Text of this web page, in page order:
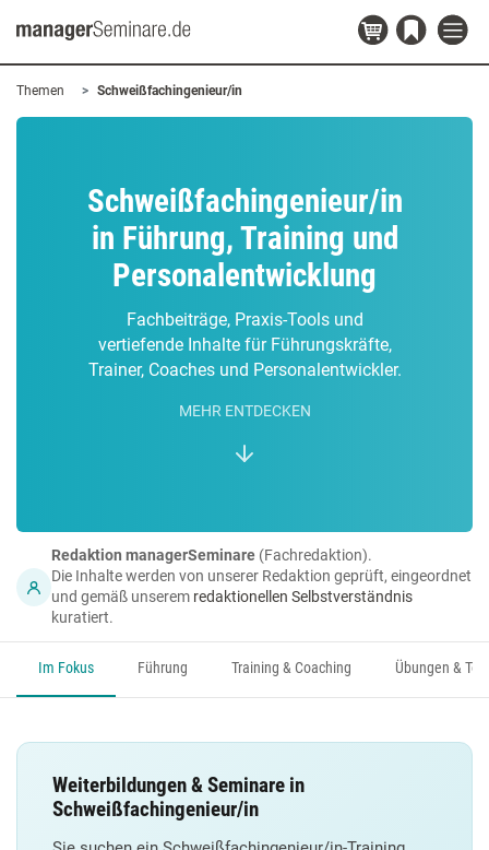
Themen Schweißfachingenieur/in
Schweißfachingenieur/in
in Führung, Training und
Personalentwicklung
Fachbeiträge, Praxis-Tools und
vertiefende Inhalte für Führungskräfte,
Trainer, Coaches und Personalentwickler.
MEHR ENTDECKEN
Redaktion managerSeminare (Fachredaktion).
Die Inhalte werden von unserer Redaktion geprüft, eingeordnet
und gemäß unserem redaktionellen Selbstverständnis
kuratiert.
Im Fokus Führung Training & Coaching Übungen &
Weiterbildungen & Seminare in
Schweißfachingenieur/in